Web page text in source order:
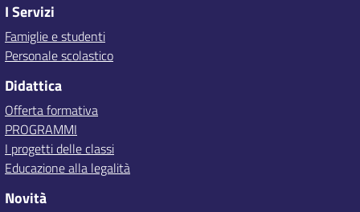
I Servizi
Famiglie e studenti
Personale scolastico
Didattica
Offerta formativa
PROGRAMMI
I progetti delle classi
Educazione alla legalità
Novità